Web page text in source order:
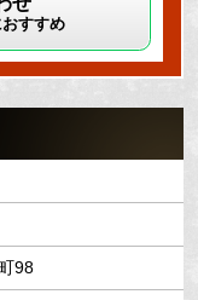
すすめ
98